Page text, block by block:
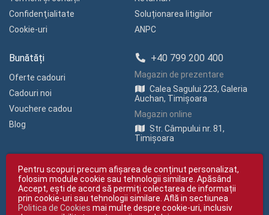
Confidenţialitate
Cookie-uri
Soluționarea litigiilor
ANPC
Bunătăți
Oferte cadouri
Cadouri noi
Vouchere cadou
Blog
+40 799 200 400
Magazin de prezentare
Calea Sagului 223, Galeria
Auchan, Timișoara
Magazin online
Str. Câmpului nr. 81,
Timișoara
Copyright © giftexpress.ro | Toate drepturile rezervate
Pentru scopuri precum afișarea de conținut personalizat,
folosim module cookie sau tehnologii similare. Apăsând
Accept, ești de acord să permiți colectarea de informații
prin cookie-uri sau tehnologii similare. Află in sectiunea
Politica de Cookies mai multe despre cookie-uri, inclusiv